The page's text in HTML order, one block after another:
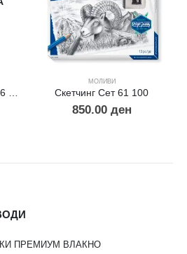
Акварелни Lumograph 6 метална кутија
МОЛИВИ
Скетчинг Сет 61 100
850.00 ден
ПРЕМИУМ ВЛАКНО